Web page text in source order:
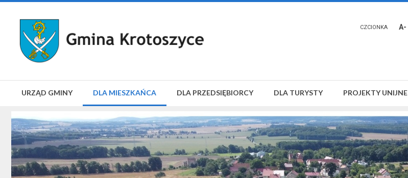
CZCIONKA A-
URZĄD GMINY DLA MIESZKAŃCA DLA PRZEDSIĘBIORCY DLA TURYSTY PROJEKTY UNIJNE